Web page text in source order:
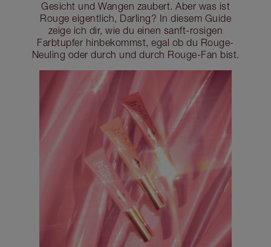
Gesicht und Wangen zaubert. Aber was ist
Rouge eigentlich, Darling? In diesem Guide
zeige ich dir, wie du einen sanft-rosigen
Farbtupfer hinbekommst, egal ob du Rouge-
Neuling oder durch und durch Rouge-Fan bist.